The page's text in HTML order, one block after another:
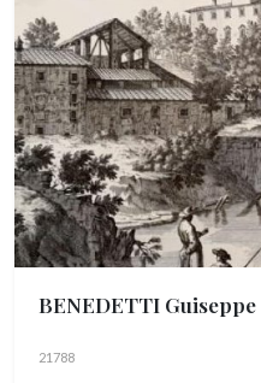
BENEDETTI Guiseppe
21788